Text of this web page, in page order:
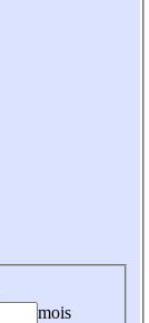
mois